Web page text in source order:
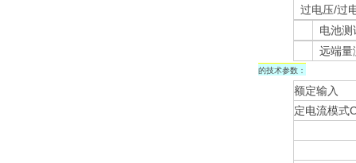
过电压/过
电池测
远端量
的技术参数：
额定输入
定电流模式